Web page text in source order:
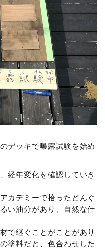
デッキで曝露試験を始め
経年変化を確認していき
カデミーで拾ったどんぐ
い油分があり、自然な仕
で継ぐことがことがあり
塗料だと、色合わせした